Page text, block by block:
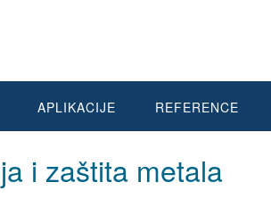
APLIKACIJE REFERENCE
i zaštita metala